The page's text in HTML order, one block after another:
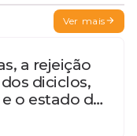
Ver mais
a rejeição
diciclos,
o estado de